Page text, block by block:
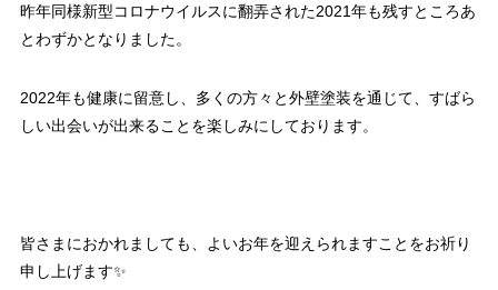
昨年同様新型コロナウイルスに翻弄された2021年も残すところあ
とわずかとなりました。
2022年も健康に留意し、多くの方々と外壁塗装を通じて、すばら
しい出会いが出来ることを楽しみにしております。
皆さまにおかれましても、よいお年を迎えられますことをお祈り
申し上げます✨